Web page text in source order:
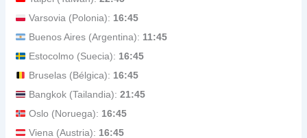
Varsovia (Polonia): 16:45
Buenos Aires (Argentina): 11:45
Estocolmo (Suecia): 16:45
Bruselas (Bélgica): 16:45
Bangkok (Tailandia):21:45
Oslo (Noruega): 16:45
Viena (Austria): 16:45